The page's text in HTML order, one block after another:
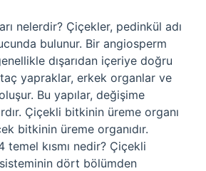
nelerdir? Çiçekler, pedinkül adı
bulunur. Bir angiosperm
dışarıdan içeriye doğru
yapraklar, erkek organlar ve
Bu yapılar, değişime
Çiçekli bitkinin üreme organı
bitkinin üreme organıdır.
kısmı nedir? Çiçekli
dört bölümden